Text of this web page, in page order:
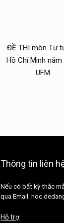
ĐỀ THI môn Tư
Hồ Chí Minh năm
UFM
Thông tin liên
Nếu có bất kỳ thắc
qua Email:
Hỗ trợ